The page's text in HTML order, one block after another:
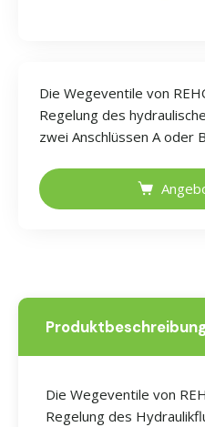
Die Wegeventile von
Regelung des
zwei Anschlüssen A oder
Die Wegeventile von
Regelung des